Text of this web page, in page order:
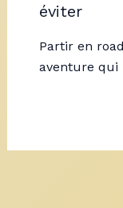
éviter
Partir en
aventure qui